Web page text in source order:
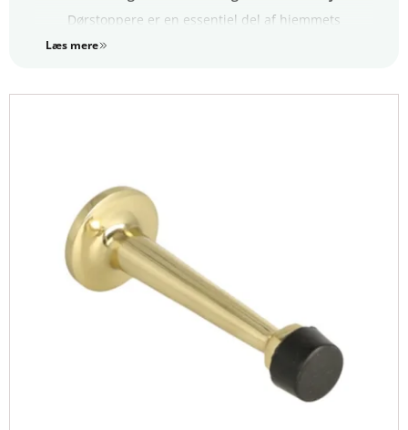
Dørstoppere er en essentiel del af hjemmets
indretning og funktionalitet. De forhindrer døre i at
boligindretning. Uanset om du har brug for en klassisk
Læs mere